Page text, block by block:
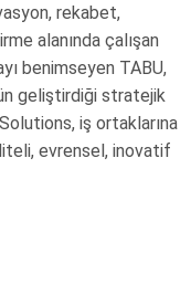
rekabet,
alanında çalışan
benimseyen TABU,
geliştirdiği stratejik
iş ortaklarına
evrensel, inovatif